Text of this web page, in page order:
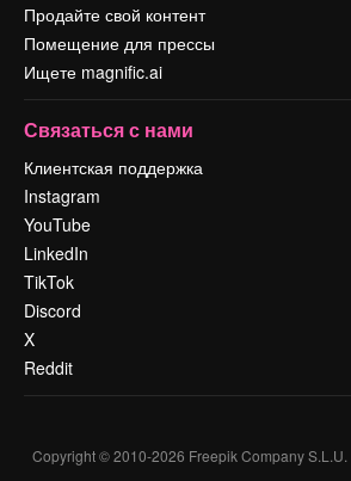
Продайте свой контент
Помещение для прессы
Ищете magnific.ai
Связаться с нами
Клиентская поддержка
Instagram
YouTube
LinkedIn
TikTok
Discord
X
Reddit
Copyright © 2010-2026 Freepik Company S.L.U.